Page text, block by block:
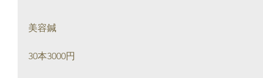
美容鍼
30本3000円